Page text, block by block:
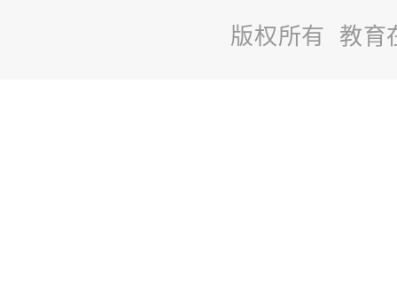
版权所有 教育